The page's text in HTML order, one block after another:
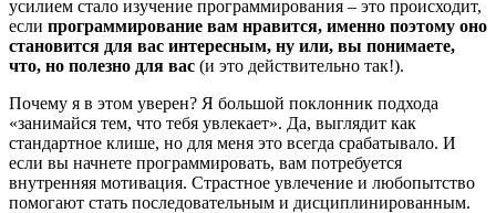
усилием стало изучение программирования – это происходит,
если программирование вам нравится, именно поэтому оно
становится для вас интересным, ну или, вы понимаете,
что, но полезно для вас (и это действительно так!).
Почему я в этом уверен? Я большой поклонник подхода
«занимайся тем, что тебя увлекает». Да, выглядит как
стандартное клише, но для меня это всегда срабатывало. И
если вы начнете программировать, вам потребуется
внутренняя мотивация. Страстное увлечение и любопытство
помогают стать последовательным и дисциплинированным.